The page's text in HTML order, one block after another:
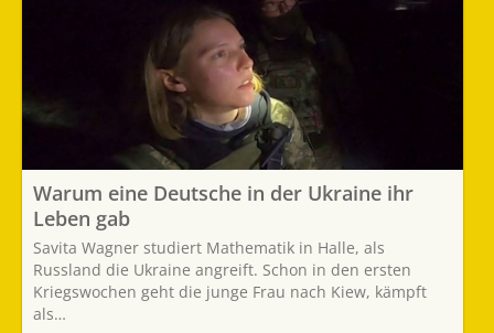
Warum eine Deutsche in der Ukraine ihr
Leben gab
Savita Wagner studiert Mathematik in Halle, als
Russland die Ukraine angreift. Schon in den ersten
Kriegswochen geht die junge Frau nach Kiew, kämpft
als…